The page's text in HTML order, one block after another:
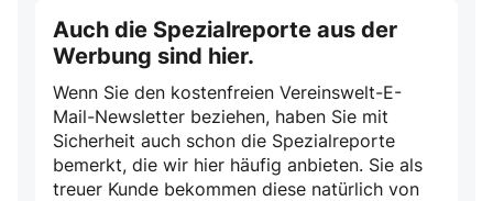
Auch die Spezialreporte aus der
Werbung sind hier.
Wenn Sie den kostenfreien Vereinswelt-E-
Mail-Newsletter beziehen, haben Sie mit
Sicherheit auch schon die Spezialreporte
bemerkt, die wir hier häufig anbieten. Sie als
treuer Kunde bekommen diese natürlich von